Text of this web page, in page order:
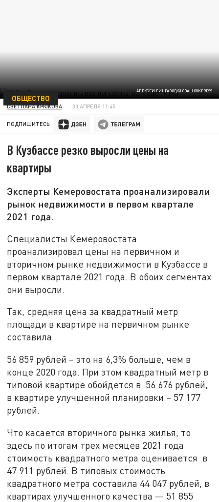
АЛЕКСЕЙ ГИНГАЗОВ/GLOBALLOOKPRESS
ОБЩЕСТВО
СВЕТЛАНА КРЮКОВА 30 АПРЕЛЯ 11:45
ПОДПИШИТЕСЬ:
В Кузбассе резко выросли цены на
квартиры
Эксперты Кемеровостата проанализировали
рынок недвижимости в первом квартале
2021 года.
Специалисты Кемеровостата
проанализировал цены на первичном и
вторичном рынке недвижимости в Кузбассе в
первом квартале 2021 года. В обоих сегментах
они выросли.
Так, средняя цена за квадратный метр
площади в квартире на первичном рынке
составила
56 859 рублей – это на 6,3% больше, чем в
конце 2020 года. При этом квадратный метр в
типовой квартире обойдется в 56 676 рублей,
в квартире улучшенной планировки – 57 177
рублей.
Что касается вторичного рынка жилья, то
здесь по итогам трех месяцев 2021 года
стоимость квадратного метра оценивается в
47 911 рублей. В типовых стоимость
квадратного метра составила 44 047 рублей, в
квартирах улучшенного качества — 51 855